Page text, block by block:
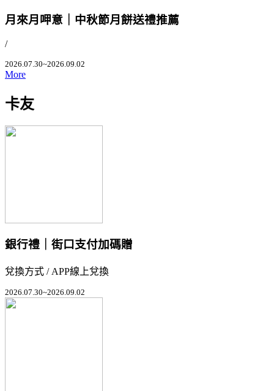
月來月呷意｜中秋節月餅送禮推薦
/
2026.07.30~2026.09.02
More
卡友
銀行禮｜街口支付加碼贈
兌換方式 / APP線上兌換
2026.07.30~2026.09.02